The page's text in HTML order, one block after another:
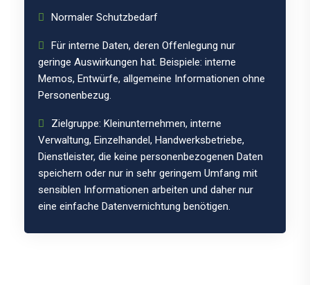
Normaler Schutzbedarf
Für interne Daten, deren Offenlegung nur
geringe Auswirkungen hat. Beispiele: interne
Memos, Entwürfe, allgemeine Informationen ohne
Personenbezug.
Zielgruppe: Kleinunternehmen, interne
Verwaltung, Einzelhandel, Handwerksbetriebe,
Dienstleister, die keine personenbezogenen Daten
speichern oder nur in sehr geringem Umfang mit
sensiblen Informationen arbeiten und daher nur
eine einfache Datenvernichtung benötigen.